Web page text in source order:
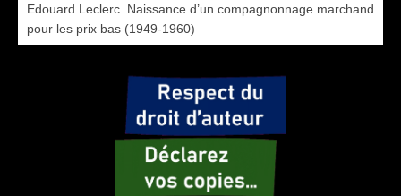
Edouard Leclerc. Naissance d’un compagnonnage marchand
pour les prix bas (1949-1960)